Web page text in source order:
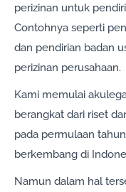
perizinan untuk
Contohnya seperti
dan pendirian badan
perizinan perusahaan.
Kami memulai
berangkat dari riset
pada permulaan
berkembang di
Namun dalam hal